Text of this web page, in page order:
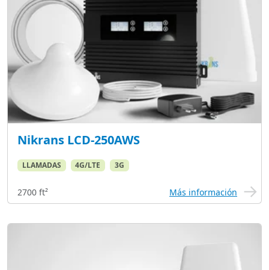
Nikrans LCD-250AWS
LLAMADAS 4G/LTE 3G
2700 ft² Más información